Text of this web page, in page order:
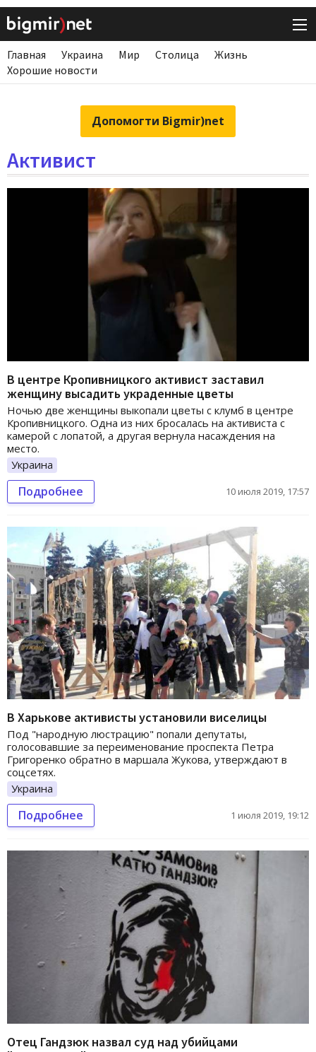
Главная Украина Мир Столица
Жизнь
Хорошие новости
Допомогти Bigmir)net
Активист
В центре Кропивницкого активист заставил
женщину высадить украденные цветы
Ночью две женщины выкопали цветы с клумб в центре
Кропивницкого. Одна из них бросалась на активиста с
камерой с лопатой, а другая вернула насаждения на
место.
Украина
Подробнее 10 июля 2019, 17:57
В Харькове активисты установили виселицы
Под "народную люстрацию" попали депутаты,
голосовавшие за переименование проспекта Петра
Григоренко обратно в маршала Жукова, утверждают в
соцсетях.
Украина
Подробнее 1 июля 2019, 19:12
Отец Гандзюк назвал суд над убийцами